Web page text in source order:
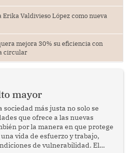
Erika Valdivieso López como nueva
mejora 30% su eficiencia con
circular
mayor
más justa no solo se
que ofrece a las nuevas
por la manera en que protege
vida de esfuerzo y trabajo,
de vulnerabilidad. El